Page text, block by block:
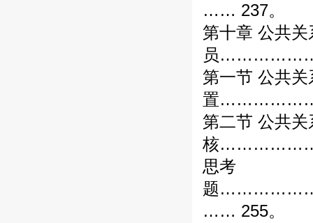
…… 237。
第十章 公共
员
第一节 公共
置
第二节 公共
核
思考
题
…… 255。